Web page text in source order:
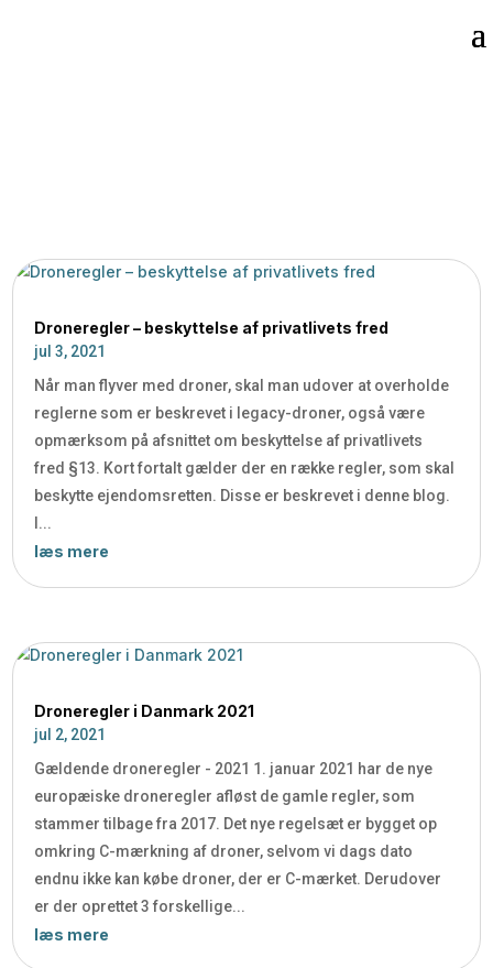
Droneregler – beskyttelse af privatlivets fred
jul 3, 2021
Når man flyver med droner, skal man udover at overholde
reglerne som er beskrevet i legacy-droner, også være
opmærksom på afsnittet om beskyttelse af privatlivets
fred §13. Kort fortalt gælder der en række regler, som skal
beskytte ejendomsretten. Disse er beskrevet i denne blog.
I...
læs mere
Droneregler i Danmark 2021
jul 2, 2021
Gældende droneregler - 2021 1. januar 2021 har de nye
europæiske droneregler afløst de gamle regler, som
stammer tilbage fra 2017. Det nye regelsæt er bygget op
omkring C-mærkning af droner, selvom vi dags dato
endnu ikke kan købe droner, der er C-mærket. Derudover
er der oprettet 3 forskellige...
læs mere